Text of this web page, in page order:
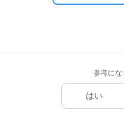
参考にな
はい